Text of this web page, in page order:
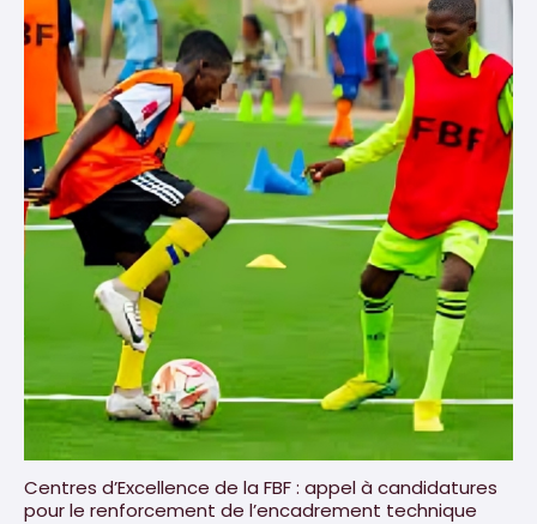
Centres d’Excellence de la FBF : appel à candidatures
pour le renforcement de l’encadrement technique